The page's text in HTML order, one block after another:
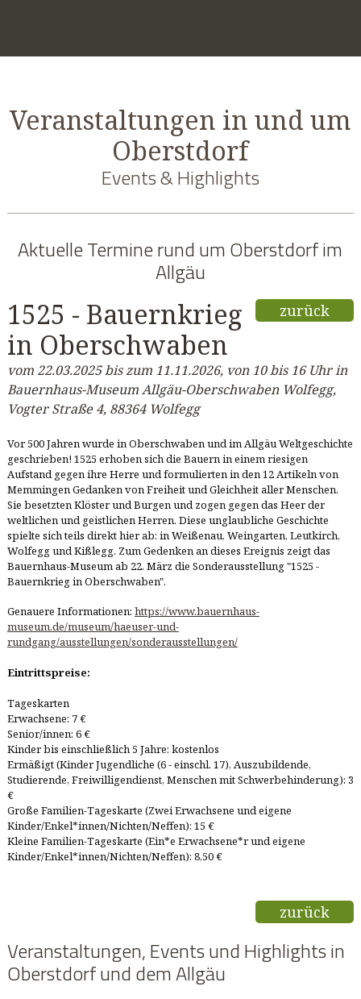
Veranstaltungen in und um
Oberstdorf
Events & Highlights
Aktuelle Termine rund um Oberstdorf im
Allgäu
zurück
1525 - Bauernkrieg
in Oberschwaben
vom 22.03.2025 bis zum 11.11.2026, von 10 bis 16 Uhr in
Bauernhaus-Museum Allgäu-Oberschwaben Wolfegg,
Vogter Straße 4, 88364 Wolfegg
Vor 500 Jahren wurde in Oberschwaben und im Allgäu Weltgeschichte
geschrieben! 1525 erhoben sich die Bauern in einem riesigen
Aufstand gegen ihre Herre und formulierten in den 12 Artikeln von
Memmingen Gedanken von Freiheit und Gleichheit aller Menschen.
Sie besetzten Klöster und Burgen und zogen gegen das Heer der
weltlichen und geistlichen Herren. Diese unglaubliche Geschichte
spielte sich teils direkt hier ab: in Weißenau, Weingarten, Leutkirch,
Wolfegg und Kißlegg. Zum Gedenken an dieses Ereignis zeigt das
Bauernhaus-Museum ab 22. März die Sonderausstellung "1525 -
Bauernkrieg in Oberschwaben".
Genauere Informationen: https://www.bauernhaus-
museum.de/museum/haeuser-und-
rundgang/ausstellungen/sonderausstellungen/
Eintrittspreise:
Tageskarten
Erwachsene: 7 €
Senior/innen: 6 €
Kinder bis einschließlich 5 Jahre: kostenlos
Ermäßigt (Kinder Jugendliche (6 - einschl. 17), Auszubildende,
Studierende, Freiwilligendienst, Menschen mit Schwerbehinderung): 3
€
Große Familien-Tageskarte (Zwei Erwachsene und eigene
Kinder/Enkel*innen/Nichten/Neffen): 15 €
Kleine Familien-Tageskarte (Ein*e Erwachsene*r und eigene
Kinder/Enkel*innen/Nichten/Neffen): 8,50 €
zurück
Veranstaltungen, Events und Highlights in
Oberstdorf und dem Allgäu